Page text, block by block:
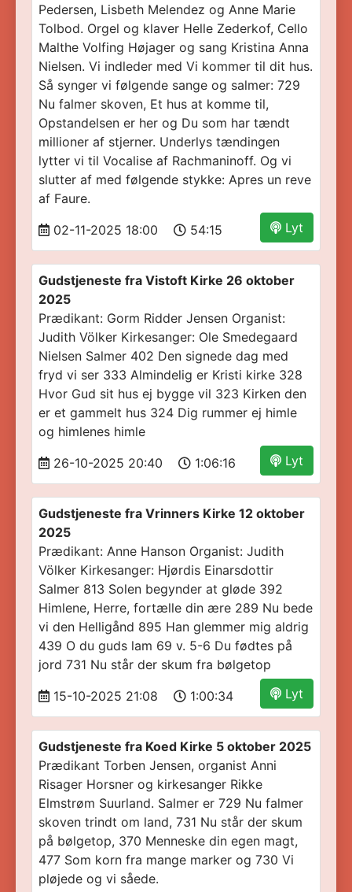
Pedersen, Lisbeth Melendez og Anne Marie
Tolbod. Orgel og klaver Helle Zederkof, Cello
Malthe Volfing Højager og sang Kristina Anna
Nielsen. Vi indleder med Vi kommer til dit hus.
Så synger vi følgende sange og salmer: 729
Nu falmer skoven, Et hus at komme til,
Opstandelsen er her og Du som har tændt
millioner af stjerner. Underlys tændingen
lytter vi til Vocalise af Rachmaninoff. Og vi
slutter af med følgende stykke: Apres un reve
af Faure.
Lyt
02-11-2025 18:00 54:15
Gudstjeneste fra Vistoft Kirke 26 oktober
2025
Prædikant: Gorm Ridder Jensen Organist:
Judith Völker Kirkesanger: Ole Smedegaard
Nielsen Salmer 402 Den signede dag med
fryd vi ser 333 Almindelig er Kristi kirke 328
Hvor Gud sit hus ej bygge vil 323 Kirken den
er et gammelt hus 324 Dig rummer ej himle
og himlenes himle
Lyt
26-10-2025 20:40 1:06:16
Gudstjeneste fra Vrinners Kirke 12 oktober
2025
Prædikant: Anne Hanson Organist: Judith
Völker Kirkesanger: Hjørdis Einarsdottir
Salmer 813 Solen begynder at gløde 392
Himlene, Herre, fortælle din ære 289 Nu bede
vi den Helligånd 895 Han glemmer mig aldrig
439 O du guds lam 69 v. 5-6 Du fødtes på
jord 731 Nu står der skum fra bølgetop
Lyt
15-10-2025 21:08 1:00:34
Gudstjeneste fra Koed Kirke 5 oktober 2025
Prædikant Torben Jensen, organist Anni
Risager Horsner og kirkesanger Rikke
Elmstrøm Suurland. Salmer er 729 Nu falmer
skoven trindt om land, 731 Nu står der skum
på bølgetop, 370 Menneske din egen magt,
477 Som korn fra mange marker og 730 Vi
pløjede og vi såede.